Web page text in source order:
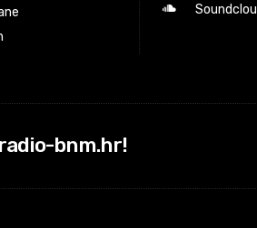
bnm.hr!